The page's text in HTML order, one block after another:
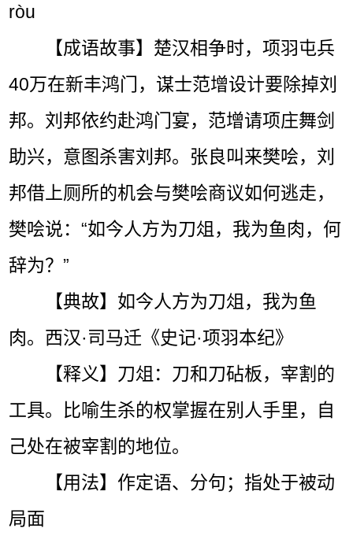
ròu
【成语故事】楚汉相争时，项羽屯兵
40万在新丰鸿门，谋士范增设计要除掉刘
邦。刘邦依约赴鸿门宴，范增请项庄舞剑
助兴，意图杀害刘邦。张良叫来樊哙，刘
邦借上厕所的机会与樊哙商议如何逃走，
樊哙说：“如今人方为刀俎，我为鱼肉，何
辞为？”
【典故】如今人方为刀俎，我为鱼
肉。西汉·司马迁《史记·项羽本纪》
【释义】刀俎：刀和刀砧板，宰割的
工具。比喻生杀的权掌握在别人手里，自
己处在被宰割的地位。
【用法】作定语、分句；指处于被动
局面